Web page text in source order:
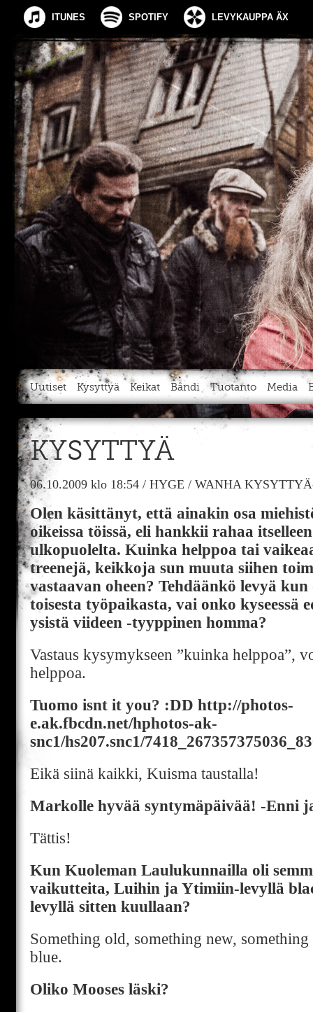
ITUNES SPOTIFY LEVYKAUPPA ÄX
Uutiset Kysyttyä Keikat Bändi Tuotanto Media
KYSYTTYÄ
06.10.2009 klo 18:54 / HYGE / WANHA
Olen käsittänyt, että ainakin osa
oikeissa töissä, eli hankkii rahaa
ulkopuolelta. Kuinka helppoa tai
treenejä, keikkoja sun muuta siihen
vastaavan oheen? Tehdäänkö levyä
toisesta työpaikasta, vai onko kyseessä
ysistä viideen -tyyppinen homma?
Vastaus kysymykseen ”kuinka helppoa”,
helppoa.
Tuomo isnt it you? :DD http://photos-
e.ak.fbcdn.net/hphotos-ak-
snc1/hs207.snc1/
Eikä siinä kaikki, Kuisma taustalla!
Markolle hyvää syntymäpäivää! -Enni
Tättis!
Kun Kuoleman Laulukunnailla oli
vaikutteita, Luihin ja Ytimiin-levyllä
levyllä sitten kuullaan?
Something old, something new,
blue.
Oliko Mooses läski?